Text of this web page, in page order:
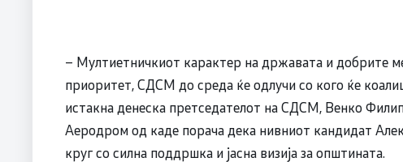
– Мултиетничкиот карактер на државата и добрите
приоритет, СДСМ до среда ќе одлучи со кого ќе
истакна денеска претседателот на СДСМ, Венко
Аеродром од каде порача дека нивниот кандидат
круг со силна поддршка и јасна визија за општината.